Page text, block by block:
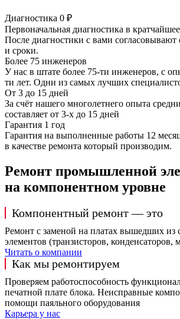
Диагностика 0 ₽
Первоначальная диагностика в
После диагностики с вами согласовывают
и сроки.
Более 75 инженеров
У нас в штате более 75-ти инженеров, с
ти лет. Одни из самых лучших
От 3 до 15 дней
За счёт нашего многолетнего опыта
составляет от 3-х до 15 дней
Гарантия 1 год
Гарантия на выполненные работы 12
в качестве ремонта который производим.
Ремонт промышленной
на компонентном уровне
Компонентный ремонт — это
Ремонт с заменой на платах вышедших из
элементов (транзисторов, конденсаторов,
Читать о компании
Как мы ремонтируем
Проверяем работоспособность
печатной плате блока. Неисправные
помощи паяльного оборудования
Карьера у нас